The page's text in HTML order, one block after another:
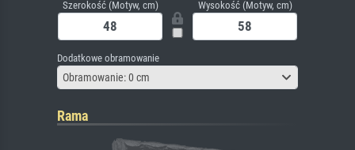
Szerokość (Motyw, cm) Wysokość (Motyw, cm)
Dodatkowe obramowanie
Obramowanie: 0 cm
Rama